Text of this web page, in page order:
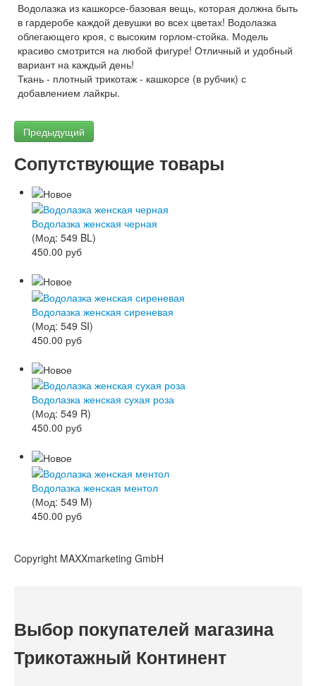
Водолазка из кашкорсе-базовая вещь, которая должна быть
в гардеробе каждой девушки во всех цветах! Водолазка
облегающего кроя, с высоким горлом-стойка. Модель
красиво смотрится на любой фигуре! Отличный и удобный
вариант на каждый день!
Ткань - плотный трикотаж - кашкорсе (в рубчик) с
добавлением лайкры.
Предыдущий
Сопутствующие товары
Водолазка женская черная
(Мод: 549 BL)
450.00 руб
Водолазка женская сиреневая
(Мод: 549 SI)
450.00 руб
Водолазка женская сухая роза
(Мод: 549 R)
450.00 руб
Водолазка женская ментол
(Мод: 549 M)
450.00 руб
Copyright MAXXmarketing GmbH
Выбор покупателей магазина
Трикотажный Континент